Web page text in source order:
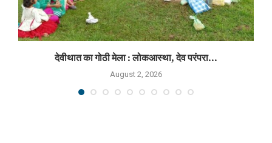
देवीथात का गोठी मेला : लोकआस्था, देव परंपरा...
August 2, 2026